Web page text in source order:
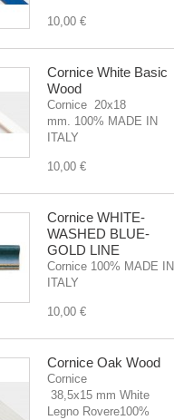
10,00 €
Cornice White Basic
Wood
Cornice 20x18
mm. 100% MADE IN
ITALY
10,00 €
Cornice WHITE-
WASHED BLUE-
GOLD LINE
Cornice 100% MADE IN
ITALY
10,00 €
Cornice Oak Wood
Cornice
38,5x15 mm White
Legno Rovere100%